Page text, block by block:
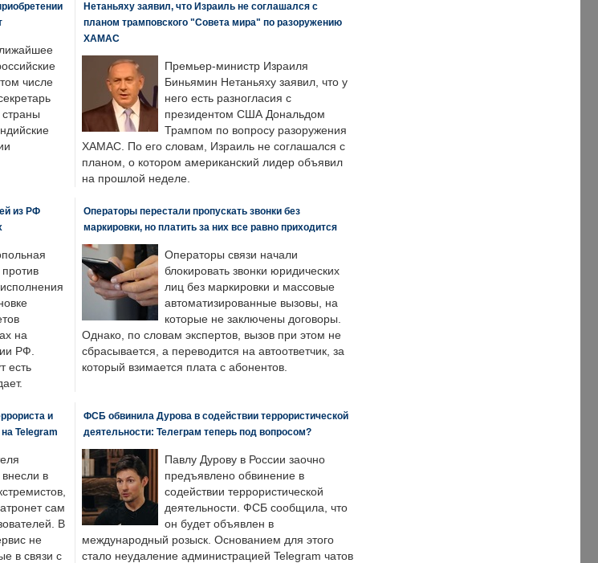
числе
Нетаньяху заявил, что Израиль не соглашался с
планом трамповского "Совета мира" по разоружению
ХАМАС
Премьер-министр Израиля
Биньямин Нетаньяху заявил, что у
него есть разногласия с
президентом США Дональдом
Трампом по вопросу разоружения
ХАМАС. По его словам, Израиль не соглашался с
планом, о котором американский лидер объявил
на прошлой неделе.
из РФ
на
РФ.
есть
Операторы перестали пропускать звонки без
маркировки, но платить за них все равно приходится
Операторы связи начали
блокировать звонки юридических
лиц без маркировки и массовые
автоматизированные вызовы, на
которые не заключены договоры.
Однако, по словам экспертов, вызов при этом не
сбрасывается, а переводится на автоответчик, за
который взимается плата с абонентов.
и
Telegram
в
сам
В
не
в связи с
ФСБ обвинила Дурова в содействии террористической
деятельности: Телеграм теперь под вопросом?
Павлу Дурову в России заочно
предъявлено обвинение в
содействии террористической
деятельности. ФСБ сообщила, что
он будет объявлен в
международный розыск. Основанием для этого
стало неудаление администрацией Telegram чатов